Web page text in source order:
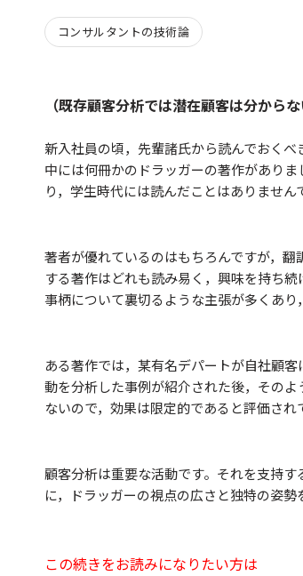
コンサルタントの技術論
（既存顧客分析では潜在顧客は分からな
新入社員の頃，先輩諸氏から読んでおく
中には何冊かのドラッガーの著作があり
り，学生時代には読んだことはありません
著者が優れているのはもちろんですが，
する著作はどれも読み易く，興味を持ち
事柄について裏切るような主張が多くあり
ある著作では，某有名デパートが自社顧
動を分析した事例が紹介された後，その
ないので，効果は限定的であると評価され
顧客分析は重要な活動です。それを支持
に，ドラッガーの視点の広さと独特の姿勢
この続きをお読みになりたい方は